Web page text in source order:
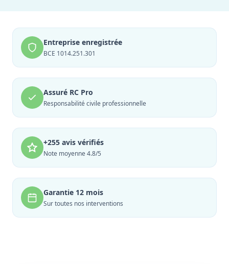
Entreprise enregistrée
BCE 1014.251.301
Assuré RC Pro
Responsabilité civile professionnelle
+255 avis vérifiés
Note moyenne 4.8/5
Garantie 12 mois
Sur toutes nos interventions